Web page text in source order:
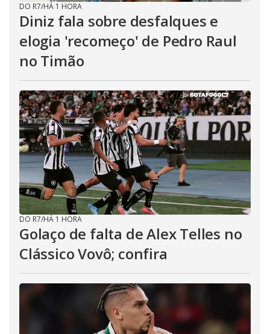
DO R7/HÁ 1 HORA
Diniz fala sobre desfalques e
elogia 'recomeço' de Pedro Raul
no Timão
DO R7/HÁ 1 HORA
Golaço de falta de Alex Telles no
Clássico Vovô; confira